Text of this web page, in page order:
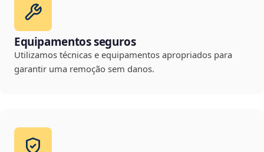
Equipamentos seguros
Utilizamos técnicas e equipamentos apropriados para
garantir uma remoção sem danos.